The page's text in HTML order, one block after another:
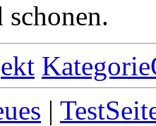
schonen.
|